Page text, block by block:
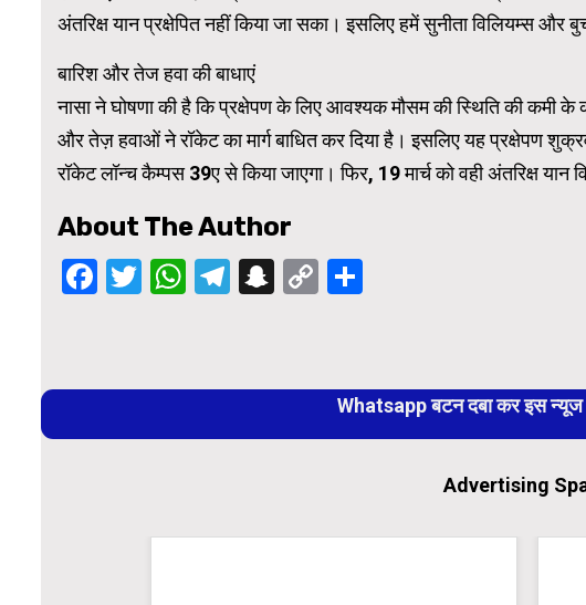
अंतरिक्ष यान प्रक्षेपित नहीं किया जा सका। इसलिए हमें सुनीता विलियम्स और
बारिश और तेज हवा की बाधाएं
नासा ने घोषणा की है कि प्रक्षेपण के लिए आवश्यक मौसम की स्थिति की कमी के
और तेज़ हवाओं ने रॉकेट का मार्ग बाधित कर दिया है। इसलिए यह प्रक्षेपण
रॉकेट लॉन्च कैम्पस 39ए से किया जाएगा। फिर, 19 मार्च को वही अंतरिक्ष
About The Author
Facebook
Twitter
WhatsApp
Telegram
Snapchat
Copy
Reading
Whatsapp बटन दबा कर इस
Advertising